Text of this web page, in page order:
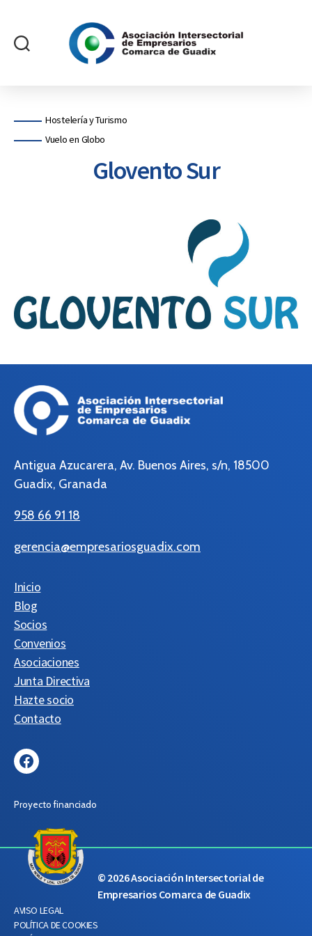
Guadix
Hostelería y Turismo
Vuelo en Globo
Glovento Sur
Antigua Azucarera, Av. Buenos Aires, s/n, 18500
Guadix, Granada
958 66 91 18
gerencia@empresariosguadix.com
Inicio
Blog
Socios
Convenios
Asociaciones
Junta Directiva
Hazte socio
Contacto
Facebook
Proyecto financiado
© 2026Asociación Intersectorial de
Empresarios Comarca de Guadix
AVISO LEGAL
POLÍTICA DE COOKIES